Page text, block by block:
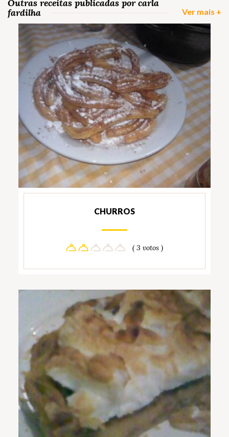
Outras receitas publicadas por carla
fardilha
Ver mais +
CHURROS
( 3 votos )